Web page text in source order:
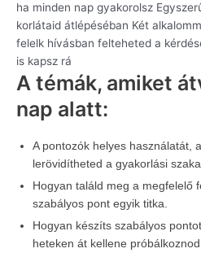
ha minden nap gyakorolsz
korlátaid átlépéséban Két
felelk hívásban felteheted a
is kapsz rá
A témák, amiket
nap alatt:
A pontozók helyes használatát,
lerövidítheted a gyakorlási
Hogyan találd meg a megfelelő
szabályos pont egyik titka.
Hogyan készíts szabályos
heteken át kellene próbálkoznod.